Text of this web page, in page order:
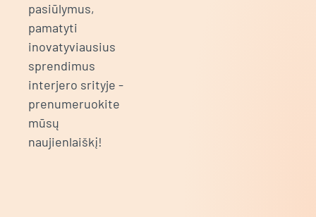
pasiūlymus,
pamatyti
inovatyviausius
sprendimus
interjero srityje -
prenumeruokite
mūsų
naujienlaiškį!